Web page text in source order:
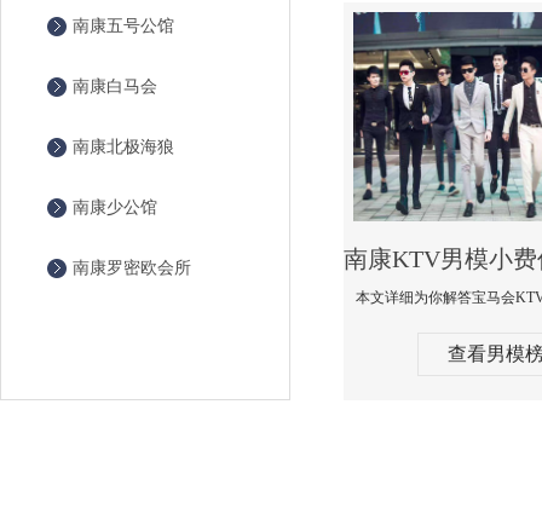
南康五号公馆
南康白马会
南康北极海狼
南康少公馆
南康罗密欧会所
查看男模